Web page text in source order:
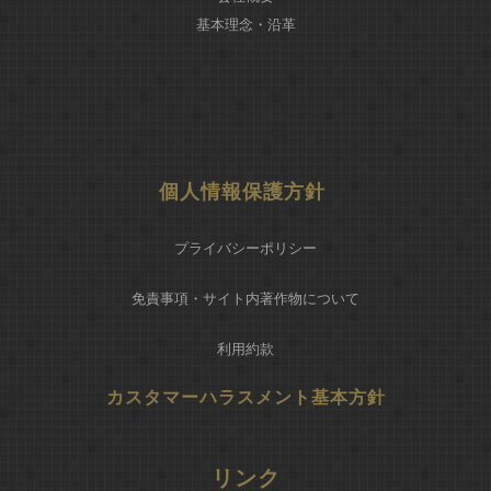
基本理念・沿革
個人情報保護方針
プライバシーポリシー
免責事項・サイト内著作物について
利用約款
カスタマーハラスメント基本方針
リンク